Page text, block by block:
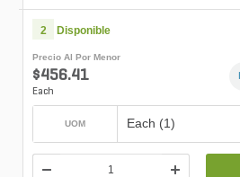
2 Disponible
Precio Al Por Menor
$456.41
Each
UOM Each (1)